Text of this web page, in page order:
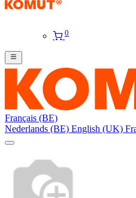
0
Français (BE)
Nederlands (BE) English (UK)